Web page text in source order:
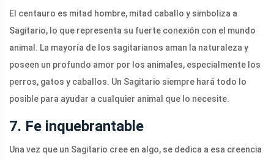
El centauro es mitad hombre, mitad caballo y simboliza a
Sagitario, lo que representa su fuerte conexión con el mundo
animal. La mayoría de los sagitarianos aman la naturaleza y
poseen un profundo amor por los animales, especialmente los
perros, gatos y caballos. Un Sagitario siempre hará todo lo
posible para ayudar a cualquier animal que lo necesite.
7. Fe inquebrantable
Una vez que un Sagitario cree en algo, se dedica a esa creencia